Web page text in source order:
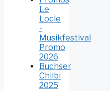
Le
Locle
-
Musikfestival
Promo
2026
Buchser
Chilbi
2025